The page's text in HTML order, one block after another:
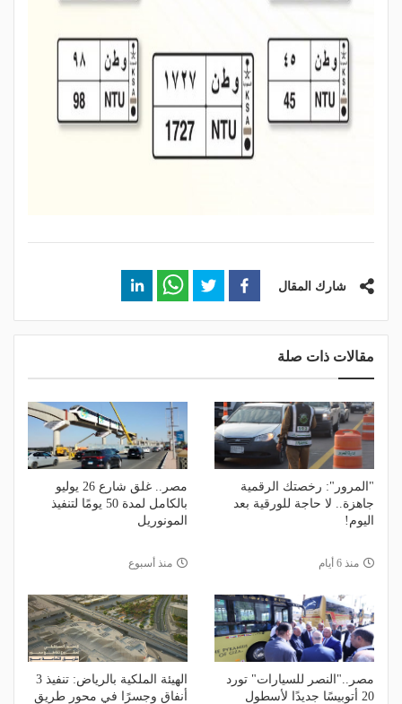
شارك المقال
مقالات ذات صلة
"المرور": رخصتك الرقمية
جاهزة.. لا حاجة للورقية بعد
اليوم!
منذ 6 أيام
مصر.. غلق شارع 26 يوليو
بالكامل لمدة 50 يومًا لتنفيذ
المونوريل
منذ أسبوع
مصر.."النصر للسيارات" تورد
20 أتوبيسًا جديدًا لأسطول
الهيئة الملكية بالرياض: تنفيذ 3
أنفاق وجسرًا في محور طريق